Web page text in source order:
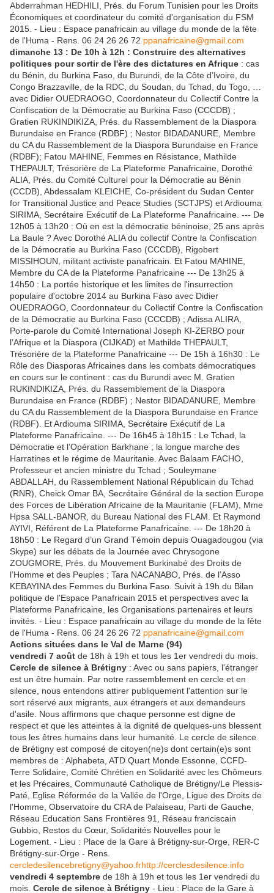
Abderrahman HEDHILI, Prés. du Forum Tunisien pour les Droits
Économiques et coordinateur du comité d'organisation du FSM
2015. - Lieu : Espace panafricain au village du monde de la fête
de l'Huma - Rens. 06 24 26 26 72 ppanafricaine@gmail.com
dimanche 13 : De 10h à 12h : Construire des alternatives
politiques pour sortir de l'ère des dictatures en Afrique : cas
du Bénin, du Burkina Faso, du Burundi, de la Côte d’Ivoire, du
Congo Brazzaville, de la RDC, du Soudan, du Tchad, du Togo, …
avec Didier OUEDRAOGO, Coordonnateur du Collectif Contre la
Confiscation de la Démocratie au Burkina Faso (CCCDB) ;
Gratien RUKINDIKIZA, Prés. du Rassemblement de la Diaspora
Burundaise en France (RDBF) ; Nestor BIDADANURE, Membre
du CA du Rassemblement de la Diaspora Burundaise en France
(RDBF); Fatou MAHINE, Femmes en Résistance, Mathilde
THEPAULT, Trésorière de La Plateforme Panafricaine, Dorothé
ALIA, Prés. du Comité Culturel pour la Démocratie au Bénin
(CCDB), Abdessalam KLEICHE, Co-président du Sudan Center
for Transitional Justice and Peace Studies (SCTJPS) et Ardiouma
SIRIMA, Secrétaire Exécutif de La Plateforme Panafricaine. --- De
12h05 à 13h20 : Où en est la démocratie béninoise, 25 ans après
La Baule ? Avec Dorothé ALIA du collectif Contre la Confiscation
de la Démocratie au Burkina Faso (CCCDB), Rigobert
MISSIHOUN, militant activiste panafricain. Et Fatou MAHINE,
Membre du CA de la Plateforme Panafricaine --- De 13h25 à
14h50 : La portée historique et les limites de l'insurrection
populaire d'octobre 2014 au Burkina Faso avec Didier
OUEDRAOGO, Coordonnateur du Collectif Contre la Confiscation
de la Démocratie au Burkina Faso (CCCDB) ; Adissa ALIRA,
Porte-parole du Comité International Joseph KI-ZERBO pour
l’Afrique et la Diaspora (CIJKAD) et Mathilde THEPAULT,
Trésorière de la Plateforme Panafricaine --- De 15h à 16h30 : Le
Rôle des Diasporas Africaines dans les combats démocratiques
en cours sur le continent : cas du Burundi avec M. Gratien
RUKINDIKIZA, Prés. du Rassemblement de la Diaspora
Burundaise en France (RDBF) ; Nestor BIDADANURE, Membre
du CA du Rassemblement de la Diaspora Burundaise en France
(RDBF). Et Ardiouma SIRIMA, Secrétaire Exécutif de La
Plateforme Panafricaine. --- De 16h45 à 18h15 : Le Tchad, la
Démocratie et l’Opération Barkhane ; la longue marche des
Harratines et le régime de Mauritanie. Avec Balaam FACHO,
Professeur et ancien ministre du Tchad ; Souleymane
ABDALLAH, du Rassemblement National Républicain du Tchad
(RNR), Cheick Omar BA, Secrétaire Général de la section Europe
des Forces de Libération Africaine de la Mauritanie (FLAM), Mme
Hpsa SALL-BANOR, du Bureau National des FLAM. Et Raymond
AYIVI, Référent de La Plateforme Panafricaine. --- De 18h20 à
18h50 : Le Regard d’un Grand Témoin depuis Ouagadougou (via
Skype) sur les débats de la Journée avec Chrysogone
ZOUGMORE, Prés. du Mouvement Burkinabé des Droits de
l’Homme et des Peuples ; Tara NACANABO, Prés. de l’Asso
KEBAYINA des Femmes du Burkina Faso. Suivit à 19h du Bilan
politique de l'Espace Panafricain 2015 et perspectives avec la
Plateforme Panafricaine, les Organisations partenaires et leurs
invités. - Lieu : Espace panafricain au village du monde de la fête
de l'Huma - Rens. 06 24 26 26 72 ppanafricaine@gmail.com
Actions situées dans le Val de Marne (94)
vendredi 7 août de 18h à 19h et tous les 1er vendredi du mois.
Cercle de silence à Brétigny : Avec ou sans papiers, l'étranger
est un être humain. Par notre rassemblement en cercle et en
silence, nous entendons attirer publiquement l'attention sur le
sort réservé aux migrants, aux étrangers et aux demandeurs
d'asile. Nous affirmons que chaque personne est digne de
respect et que les atteintes à la dignité de quelques-uns blessent
tous les êtres humains dans leur humanité. Le cercle de silence
de Brétigny est composé de citoyen(ne)s dont certain(e)s sont
membres de : Alphabeta, ATD Quart Monde Essonne, CCFD-
Terre Solidaire, Comité Chrétien en Solidarité avec les Chômeurs
et les Précaires, Communauté Catholique de Brétigny/Le Plessis-
Paté, Eglise Réformée de la Vallée de l'Orge, Ligue des Droits de
l'Homme, Observatoire du CRA de Palaiseau, Parti de Gauche,
Réseau Education Sans Frontières 91, Réseau franciscain
Gubbio, Restos du Cœur, Solidarités Nouvelles pour le
Logement. - Lieu : Place de la Gare à Brétigny-sur-Orge, RER-C
Brétigny-sur-Orge - Rens.
cercledesilencebretigny@yahoo.frhttp://cerclesdesilence.info
vendredi 4 septembre de 18h à 19h et tous les 1er vendredi du
mois. Cercle de silence à Brétigny - Lieu : Place de la Gare à